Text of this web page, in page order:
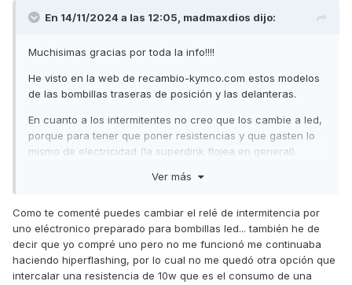
a 180º que es el tipo de bombilla que se utiliza
habitualmente, pero claro no te lo puedo asegurar, de
hecho conozco el tema pq recién le cambié las 4 bombillas
de intermitencia a mi Yamaha y resultó que los casquillos
A no ser que alguien te responda que conozca el tema te
va a tocar desmontar para ver la tipología. Una vez sepas
que tipo tienes de bombilla de intermitencia pones
cualquiera de estas referencias que te indico en el
En 14/11/2024 a las 12:05, madmaxdios dijo:
Muchisimas gracias por toda la info!!!!
He visto en la web de recambio-kymco.com estos modelos
de las bombillas traseras de posición y las delanteras.
En cuanto a los intermitentes no creo que los cambie a led,
porque para tener que poner resistencias y que gasten lo
mismo de electricidad (la superdink flojea en general).
34905-LCA5-E00 BOMBILLA DEL INTERMITENTE
AMPOULE DE CLIGNOTANT 12V 10W
9,89 €
# 10
Ver más
Como te comenté puedes cambiar el relé de intermitencia por
uno eléctronico preparado para bombillas led... también he de
decir que yo compré uno pero no me funcionó me continuaba
haciendo hiperflashing, por lo cual no me quedó otra opción que
intercalar una resistencia de 10w que es el consumo de una